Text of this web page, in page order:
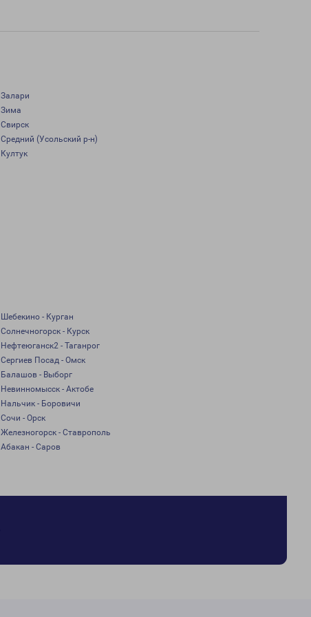
Залари
Зима
Свирск
Средний (Усольский р-н)
Култук
Шебекино - Курган
Солнечногорск - Курск
Нефтеюганск2 - Таганрог
Сергиев Посад - Омск
Балашов - Выборг
Невинномысск - Актобе
Нальчик - Боровичи
Сочи - Орск
Железногорск - Ставрополь
Абакан - Саров